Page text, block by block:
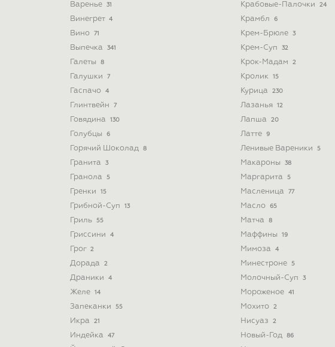
Варенье 31
Винегрет 4
Вино 71
Выпечка 341
Галеты 8
Галушки 7
Гаспачо 4
Глинтвейн 7
Говядина 130
Голубцы 6
Горячий Шоколад 8
Гранита 3
Гранола 5
Гренки 15
Грибной-Суп 13
Гриль 55
Гриссини 4
Грог 2
Дорада 2
Драники 4
Желе 14
Запеканки 55
Икра 21
Индейка 47
Крабовые-Палочки 24
Крамбл 6
Крем-Брюле 3
Крем-Суп 32
Крок-Мадам 2
Кролик 15
Курица 230
Лазанья 12
Лапша 20
Латте 9
Ленивые Вареники 5
Макароны 38
Маргарита 5
Масленица 77
Масло 65
Матча 8
Маффины 19
Мимоза 4
Минестроне 5
Молочный-Суп 3
Мороженое 41
Мохито 2
Нисуаз 2
Новый-Год 86